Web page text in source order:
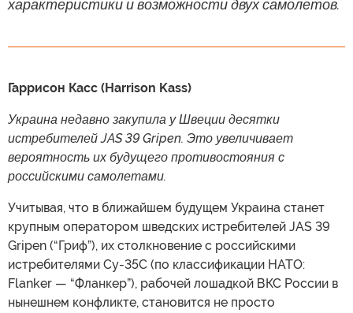
характеристики и возможности двух самолетов.
Гаррисон Касс (Harrison Kass)
Украина недавно закупила у Швеции десятки
истребителей JAS 39 Gripen. Это увеличивает
вероятность их будущего противостояния с
российскими самолетами.
Учитывая, что в ближайшем будущем Украина станет
крупным оператором шведских истребителей JAS 39
Gripen (“Гриф”), их столкновение с российскими
истребителями Су-35С (по классификации НАТО:
Flanker — “Фланкер”), рабочей лошадкой ВКС России в
нынешнем конфликте, становится не просто